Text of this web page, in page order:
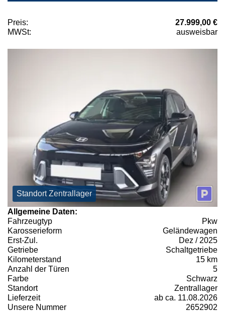
Preis:
27.999,00 €
MWSt:
ausweisbar
Standort Zentrallager
Allgemeine Daten:
Fahrzeugtyp
Pkw
Karosserieform
Geländewagen
Erst-Zul.
Dez / 2025
Getriebe
Schaltgetriebe
Kilometerstand
15 km
Anzahl der Türen
5
Farbe
Schwarz
Standort
Zentrallager
Lieferzeit
ab ca. 11.08.2026
Unsere Nummer
2652902